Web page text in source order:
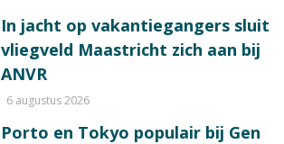
In jacht op vakantiegangers sluit
vliegveld Maastricht zich aan bij
ANVR
6 augustus 2026
Porto en Tokyo populair bij Gen